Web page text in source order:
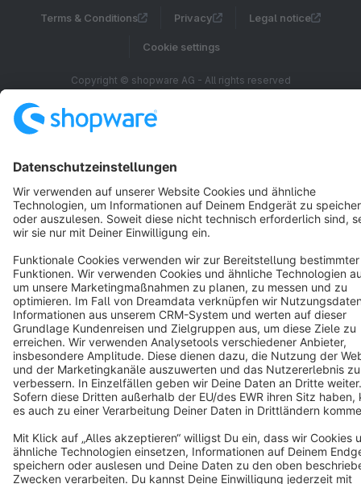
Terms & Conditions Privacy Legal notice
Cookie settings
Copyright © shopware AG - All rights reserved
Notice: * All prices are quoted net of the statutory value-added tax